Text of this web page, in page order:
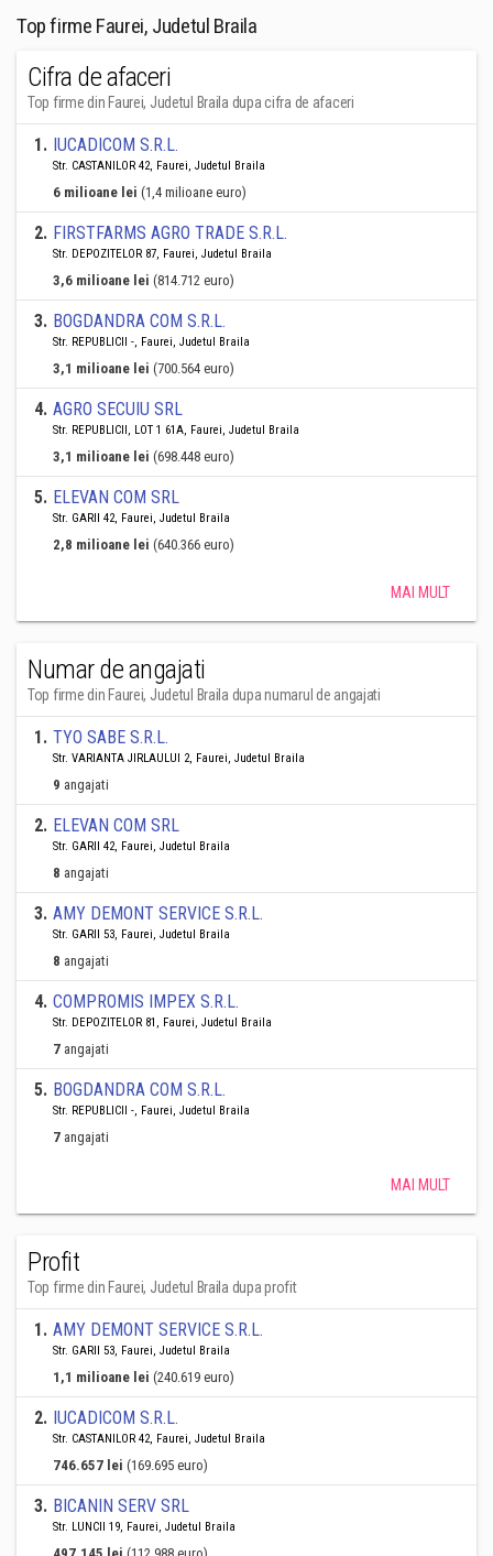
Top firme Faurei, Judetul Braila
Cifra de afaceri
Top firme din Faurei, Judetul Braila dupa cifra de afaceri
1. IUCADICOM S.R.L.
Str. CASTANILOR 42, Faurei, Judetul Braila
6 milioane lei (1,4 milioane euro)
2. FIRSTFARMS AGRO TRADE S.R.L.
Str. DEPOZITELOR 87, Faurei, Judetul Braila
3,6 milioane lei (814.712 euro)
3. BOGDANDRA COM S.R.L.
Str. REPUBLICII -, Faurei, Judetul Braila
3,1 milioane lei (700.564 euro)
4. AGRO SECUIU SRL
Str. REPUBLICII, LOT 1 61A, Faurei, Judetul Braila
3,1 milioane lei (698.448 euro)
5. ELEVAN COM SRL
Str. GARII 42, Faurei, Judetul Braila
2,8 milioane lei (640.366 euro)
MAI MULT
Numar de angajati
Top firme din Faurei, Judetul Braila dupa numarul de angajati
1. TYO SABE S.R.L.
Str. VARIANTA JIRLAULUI 2, Faurei, Judetul Braila
9 angajati
2. ELEVAN COM SRL
Str. GARII 42, Faurei, Judetul Braila
8 angajati
3. AMY DEMONT SERVICE S.R.L.
Str. GARII 53, Faurei, Judetul Braila
8 angajati
4. COMPROMIS IMPEX S.R.L.
Str. DEPOZITELOR 81, Faurei, Judetul Braila
7 angajati
5. BOGDANDRA COM S.R.L.
Str. REPUBLICII -, Faurei, Judetul Braila
7 angajati
MAI MULT
Profit
Top firme din Faurei, Judetul Braila dupa profit
1. AMY DEMONT SERVICE S.R.L.
Str. GARII 53, Faurei, Judetul Braila
1,1 milioane lei (240.619 euro)
2. IUCADICOM S.R.L.
Str. CASTANILOR 42, Faurei, Judetul Braila
746.657 lei (169.695 euro)
3. BICANIN SERV SRL
Str. LUNCII 19, Faurei, Judetul Braila